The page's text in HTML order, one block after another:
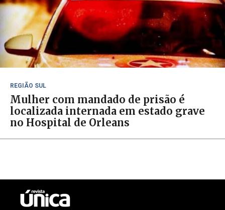
REGIÃO SUL
Mulher com mandado de prisão é
localizada internada em estado grave
no Hospital de Orleans